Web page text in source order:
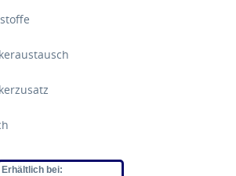
Erhältlich bei: